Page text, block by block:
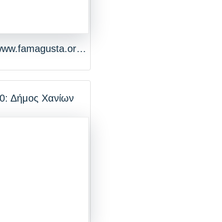
http://www.famagusta.org.cy/Gr/page/495
Δήμος Χανίων